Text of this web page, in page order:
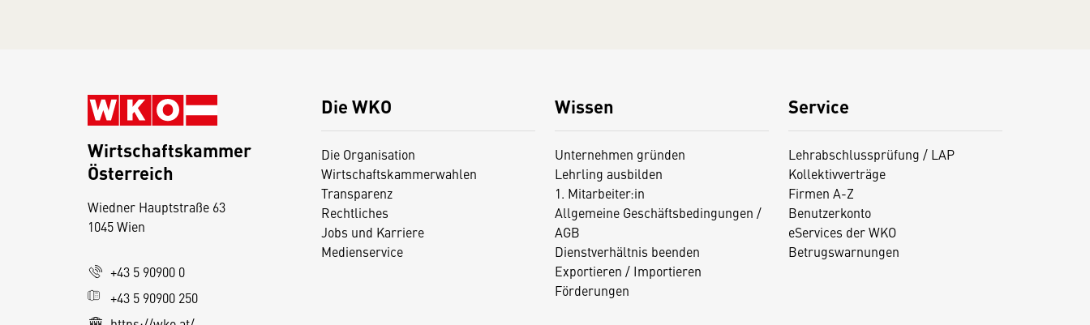
Die WKO
Die Organisation
Wirtschaftskammerwahlen
Transparenz
Rechtliches
Jobs und Karriere
Medienservice
Wissen
Unternehmen gründen
Lehrling ausbilden
1. Mitarbeiter:in
Allgemeine Geschäftsbedingungen /
AGB
Dienstverhältnis beenden
Exportieren / Importieren
Förderungen
Service
Lehrabschlussprüfung / LAP
Kollektivverträge
Firmen A-Z
Benutzerkonto
eServices der WKO
Betrugswarnungen
Wirtschaftskammer
Österreich
Wiedner Hauptstraße 63
1045 Wien
+43 5 90900 0
+43 5 90900 250